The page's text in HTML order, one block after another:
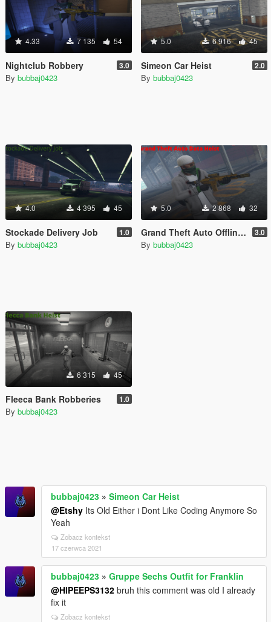
4.33 7 135 54
Nightclub Robbery 3.0
By bubbaj0423
5.0 6 916 45
Simeon Car Heist 2.0
By bubbaj0423
4.0 4 395 45
Stockade Delivery Job 1.0
By bubbaj0423
5.0 2 868 32
Grand Theft Auto Offline MerryWeather Heist 3.0
By bubbaj0423
6 315 45
Fleeca Bank Robberies 1.0
By bubbaj0423
bubbaj0423 » Simeon Car Heist
@Etshy Its Old Either i Dont Like Coding Anymore So
Yeah
Zobacz kontekst
17 czerwca 2021
bubbaj0423 » Gruppe Sechs Outfit for Franklin
@HIPEEPS3132 bruh this comment was old I already
fix it
Zobacz kontekst